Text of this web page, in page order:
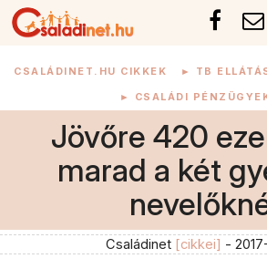
CSALÁDINET.HU CIKKEK ► TB
► CSALÁDI
Jövőre 420
marad a két
Családinet [cikkei] -